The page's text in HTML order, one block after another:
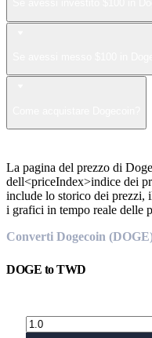
La pagina del prezzo di
dell<priceIndex>indice dei
include lo storico dei prezzi,
i grafici in tempo reale delle
Converti Dogecoin
DOGE toTWD